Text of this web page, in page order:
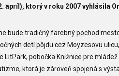
ktorý v roku 2007 vyhlásila
bude tradičný farebný pochod
detí pôjdu cez Moyzesovu
LitPark, pobočka Knižnice pre
ktorá je zároveň spojená s